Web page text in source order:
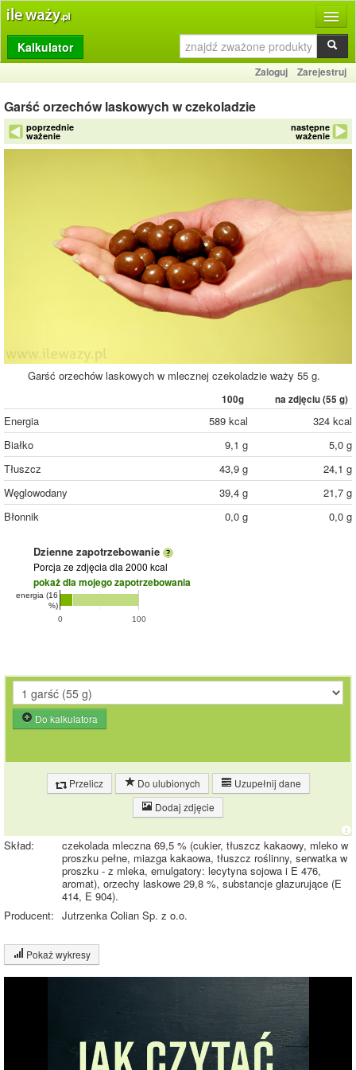
Produkty
Dziennik
Przelicznik
Porównywarka
O stronie
Kalkulator
Zaloguj Zarejestruj
Garść orzechów laskowych w czekoladzie
poprzednie
ważenie
następne
ważenie
Garść orzechów laskowych w mlecznej czekoladzie waży 55 g.
100g na zdjęciu (55 g)
Energia 589 kcal
324 kcal
Białko
9,1 g
5,0 g
Tłuszcz
43,9 g
24,1 g
Węglowodany
39,4 g
21,7 g
Błonnik
0,0 g 0,0 g
Dzienne zapotrzebowanie
Porcja ze zdjęcia dla 2000 kcal
pokaż dla mojego zapotrzebowania
0 100
energia (16
%)
Do kalkulatora
Przelicz Do ulubionych
Uzupełnij dane
Dodaj zdjęcie
Skład:
czekolada mleczna 69,5 % (cukier, tłuszcz kakaowy, mleko w
proszku pełne, miazga kakaowa, tłuszcz roślinny, serwatka w
proszku - z mleka, emulgatory: lecytyna sojowa i E 476,
aromat), orzechy laskowe 29,8 %, substancje glazurujące (E
414, E 904).
Producent: Jutrzenka Colian Sp. z o.o.
Pokaż wykresy
Wykres składu produktu
Pozostałe (8%)
44%